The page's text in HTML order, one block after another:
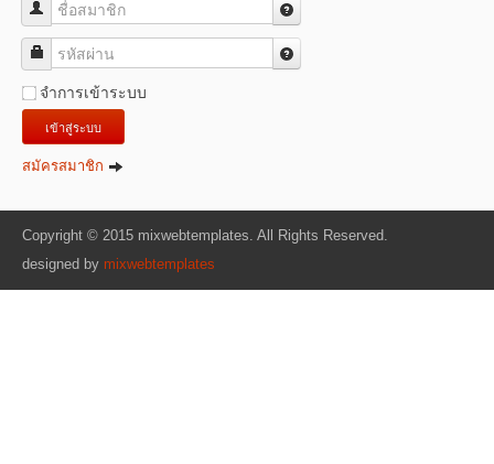
ชื่อสมาชิก
รหัสผ่าน
จำการเข้าระบบ
เข้าสู่ระบบ
สมัครสมาชิก
Copyright © 2015 mixwebtemplates. All Rights Reserved.
designed by mixwebtemplates